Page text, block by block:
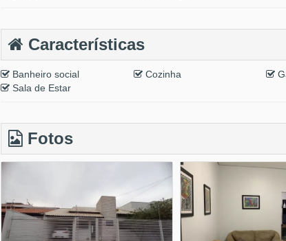
Características
Banheiro social Cozinha
Sala de Estar
Fotos